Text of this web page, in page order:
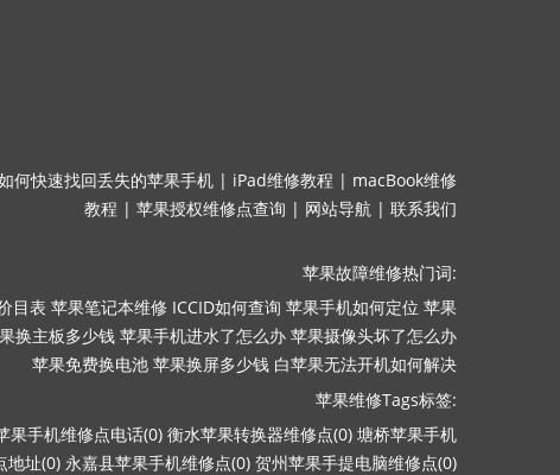
何快速找回丢失的苹果手机 | iPad维修教程 | macBook维修
教程 | 苹果授权维修点查询 | 网站导航 | 联系我们
苹果故障维修热门词:
目表 苹果笔记本维修 ICCID如何查询 苹果手机如何定位 苹果
换主板多少钱 苹果手机进水了怎么办 苹果摄像头坏了怎么办
苹果免费换电池 苹果换屏多少钱 白苹果无法开机如何解决
苹果维修Tags标签:
果手机维修点电话(0) 衡水苹果转换器维修点(0) 塘桥苹果手机
地址(0) 永嘉县苹果手机维修点(0) 贺州苹果手提电脑维修点(0)